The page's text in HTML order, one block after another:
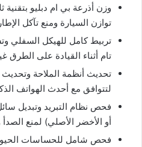
​وزن أذرعة بي ام دبليو بتقنية
توازن السيارة ومنع تآكل
​تربيط كامل للهيكل السفلي
تام أثناء القيادة على الطرق
​تحديث أنظمة الملاحة وتحديث
لتتوافق مع أحدث الهواتف
​فحص نظام التبريد وتبديل
أو الأخضر الأصلي) لمنع
​فحص شامل للحساسات